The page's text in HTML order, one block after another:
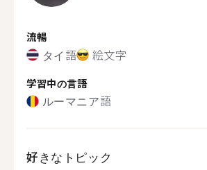
流暢
タイ語 絵文字
学習中の言語
ルーマニア語
好きなトピック